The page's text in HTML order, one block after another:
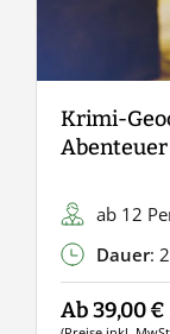
Krimi-
Abenteuer
ab 12
Dauer:
Ab 39,00 €